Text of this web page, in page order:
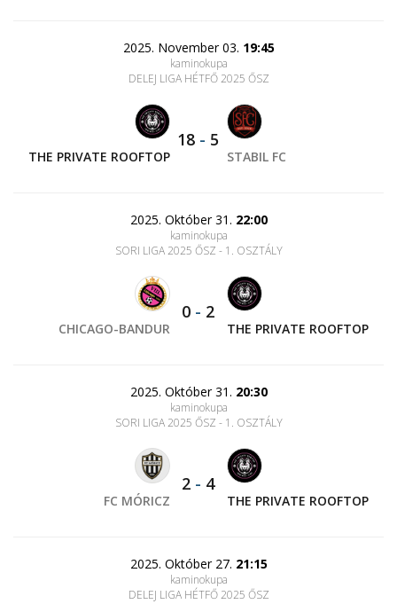
2025. November 03. 19:45
kaminokupa
DELEJ LIGA HÉTFŐ 2025 ŐSZ
THE PRIVATE ROOFTOP
18 - 5
STABIL FC
2025. Október 31. 22:00
kaminokupa
SORI LIGA 2025 ŐSZ - 1. OSZTÁLY
CHICAGO-BANDUR
0 - 2
THE PRIVATE ROOFTOP
2025. Október 31. 20:30
kaminokupa
SORI LIGA 2025 ŐSZ - 1. OSZTÁLY
FC MÓRICZ
2 - 4
THE PRIVATE ROOFTOP
2025. Október 27. 21:15
kaminokupa
DELEJ LIGA HÉTFŐ 2025 ŐSZ